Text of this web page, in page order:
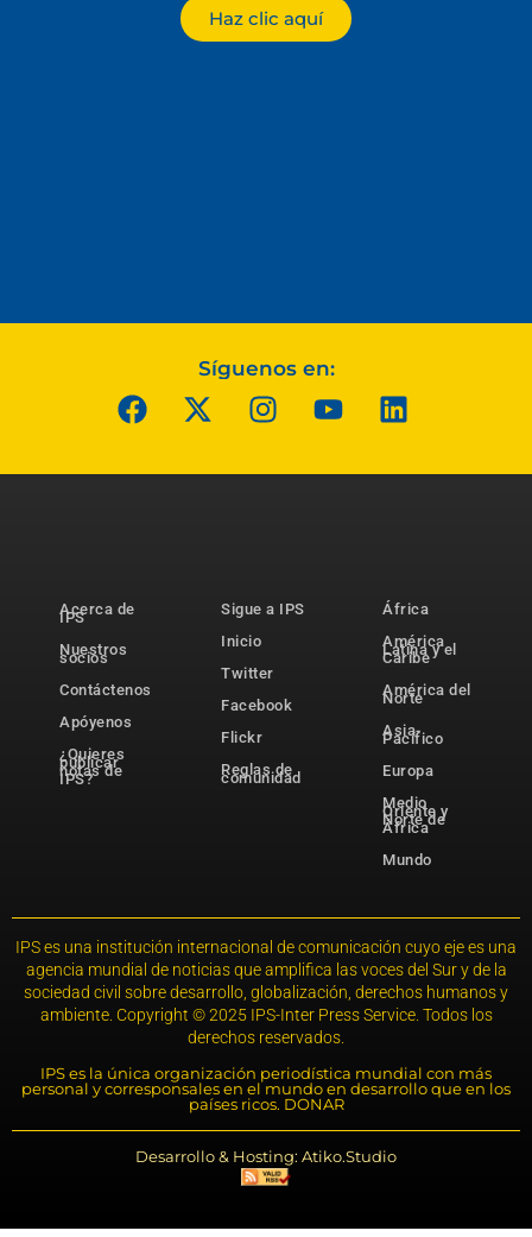
Haz clic aquí
Síguenos en:
Acerca de
IPS
Nuestros
socios
Contáctenos
Apóyenos
¿Quieres
publicar
notas de
IPS?
Sigue a IPS
Inicio
Twitter
Facebook
Flickr
Reglas de
comunidad
África
América
Latina y el
Caribe
América del
Norte
Asia-
Pacífico
Europa
Medio
Oriente y
Norte de
África
Mundo
IPS es una institución internacional de comunicación cuyo eje es una
agencia mundial de noticias que amplifica las voces del Sur y de la
sociedad civil sobre desarrollo, globalización, derechos humanos y
ambiente. Copyright © 2025 IPS-Inter Press Service. Todos los
derechos reservados.
IPS es la única organización periodística mundial con más
personal y corresponsales en el mundo en desarrollo que en los
países ricos. DONAR
Desarrollo & Hosting: Atiko.Studio